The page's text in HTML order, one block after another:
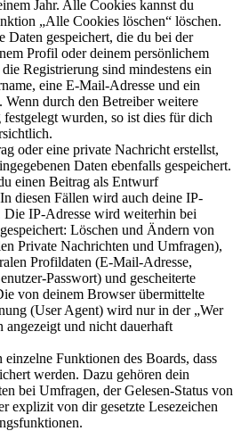
Jahr. Alle Cookies kannst du
„Alle Cookies löschen“ löschen.
Daten gespeichert, die du bei der
Profil oder deinem persönlichem
Registrierung sind mindestens ein
eine E-Mail-Adresse und ein
Wenn durch den Betreiber weitere
wurden, so ist dies für dich
oder eine private Nachricht erstellst,
Daten ebenfalls gespeichert.
einen Beitrag als Entwurf
diesen Fällen wird auch deine IP-
Die IP-Adresse wird weiterhin bei
Löschen und Ändern von
Private Nachrichten und Umfragen),
Profildaten (E-Mail-Adresse,
Passwort) und gescheiterte
von deinem Browser übermittelte
(User Agent) wird nur in der „Wer
angezeigt und nicht dauerhaft
Funktionen des Boards, dass
werden. Dazu gehören dein
bei Umfragen, der Gelesen-Status von
explizit von dir gesetzte Lesezeichen